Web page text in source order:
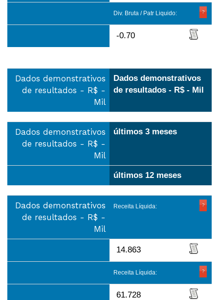
Div. Bruta / Patr Liquido:
-0.70
Dados demonstrativos
de resultados - R$ -
Mil
Dados demonstrativos
de resultados - R$ - Mil
Dados demonstrativos
de resultados - R$ -
Mil
últimos 3 meses
últimos 12 meses
Dados demonstrativos
de resultados - R$ -
Mil
Receita Líquida:
14.863
Receita Líquida:
61.728